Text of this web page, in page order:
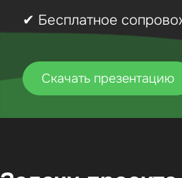
✔ Бесплатное
Скачать презентацию